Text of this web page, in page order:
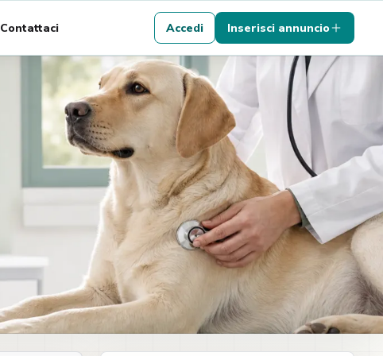
Contattaci Accedi Inserisci annuncio